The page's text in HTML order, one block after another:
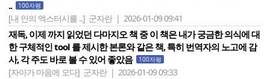
..
100자평
[내 안의 엑스터시를 ..] 군자란 | 2026-01-09 09:41
재독, 이제 까지 읽었던 다마지오 책 중 이 책은 내가 궁금한 의식에 대
한 구체적인 tool 를 제시한 본론와 같은 책, 특히 번역자의 노고에 감
사, 각 주도 바로 볼 수 있어 좋았음
100자평
[자아가 마음에 오다] 군자란 | 2026-01-09 09:33